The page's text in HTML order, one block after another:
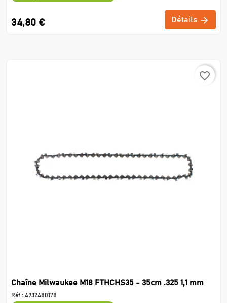
34,80 € Détails
favorite_border
Chaîne Milwaukee M18 FTHCHS35 - 35cm .325 1,1 mm
Réf : 4932480178